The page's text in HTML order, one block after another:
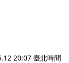
20:07 臺北時間